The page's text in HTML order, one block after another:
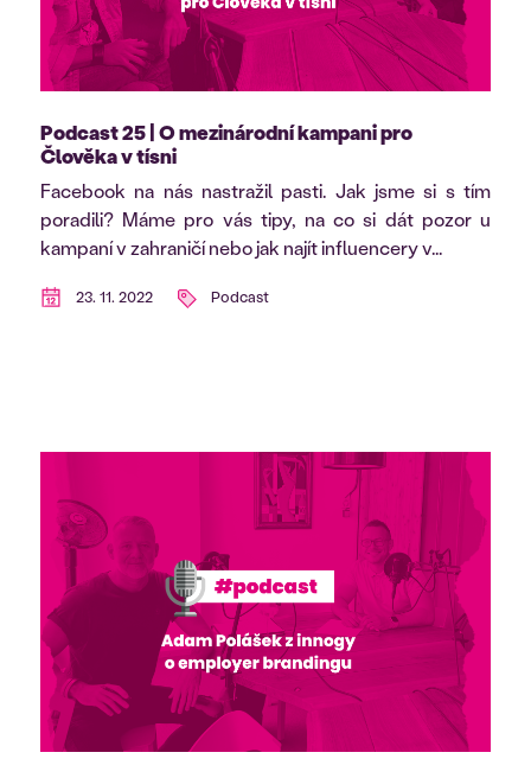
Podcast 25 | O mezinárodní kampani pro
Člověka v tísni
Facebook na nás nastražil pasti. Jak jsme si s tím
poradili? Máme pro vás tipy, na co si dát pozor u
kampaní v zahraničí nebo jak najít influencery v...
23. 11. 2022 Podcast